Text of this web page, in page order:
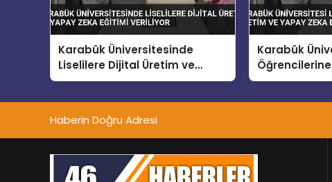
Karabük Üniversitesinde
Liselilere Dijital Üretim ve
Yapay Zeka Eğitimi Veriliyor
Karabük
Yapay Zeka
Haberin Doğru Adresi